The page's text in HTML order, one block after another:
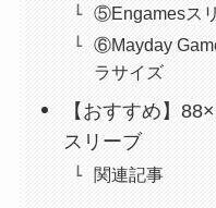
⑤Engamesス
⑥Mayday
ラサイズ
【おすすめ】
スリーブ
関連記事